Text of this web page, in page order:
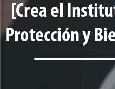
[Crea el
Protección y